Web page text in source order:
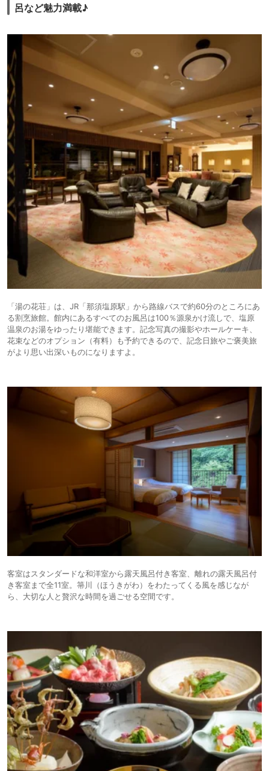
呂など魅力満載♪
「湯の花荘」は、JR「那須塩原駅」から路線バスで約60分のところにあ
る割烹旅館。館内にあるすべてのお風呂は100％源泉かけ流しで、塩原
温泉のお湯をゆったり堪能できます。記念写真の撮影やホールケーキ、
花束などのオプション（有料）も予約できるので、記念日旅やご褒美旅
がより思い出深いものになりますよ。
客室はスタンダードな和洋室から露天風呂付き客室、離れの露天風呂付
き客室まで全11室。箒川（ほうきがわ）をわたってくる風を感じなが
ら、大切な人と贅沢な時間を過ごせる空間です。